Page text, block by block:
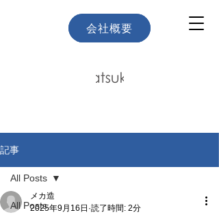
Team
会社概要
記事
All Posts
All Posts
メカ造
2025年9月16日 読了時間: 2分